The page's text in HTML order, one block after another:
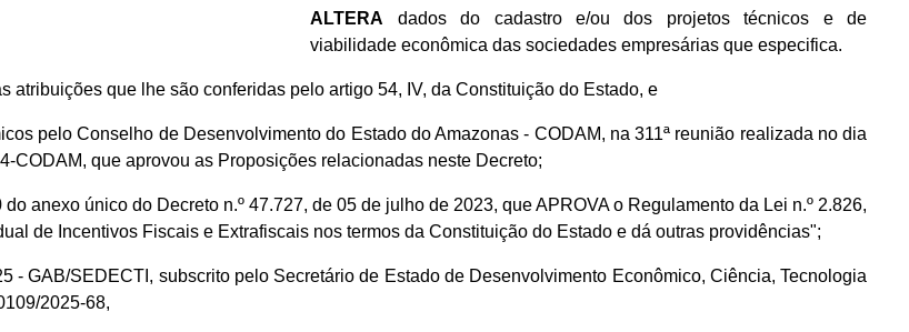
ALTERA dados do cadastro e/ou dos projetos técnicos e de
viabilidade econômica das sociedades empresárias que especifica.
atribuições que lhe são conferidas pelo artigo 54, IV, da Constituição do Estado, e
pelo Conselho de Desenvolvimento do Estado do Amazonas - CODAM, na 311ª reunião realizada no dia
CODAM, que aprovou as Proposições relacionadas neste Decreto;
anexo único do Decreto n.º 47.727, de 05 de julho de 2023, que APROVA o Regulamento da Lei n.º 2.826,
de Incentivos Fiscais e Extrafiscais nos termos da Constituição do Estado e dá outras providências";
- GAB/SEDECTI, subscrito pelo Secretário de Estado de Desenvolvimento Econômico, Ciência, Tecnologia
2025-68,